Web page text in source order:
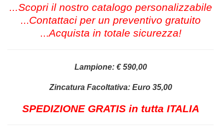
...Scopri il nostro catalogo personalizzabile
...Contattaci per un preventivo gratuito
...Acquista in totale sicurezza!
Lampione: € 590,00
Zincatura Facoltativa: Euro 35,00
SPEDIZIONE GRATIS in tutta ITALIA